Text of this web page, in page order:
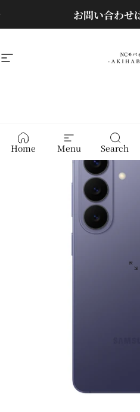
コンテンツへスキップ
お問い合わせ
サイトナビゲーション
NCモ
Home Menu Search